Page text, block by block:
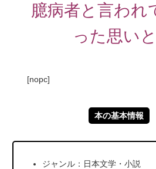
臆病者と言われ
った思い
[nopc]
本の基本情報
ジャンル：日本文学・小説